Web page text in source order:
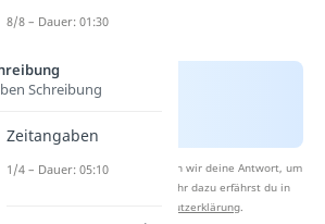
Nach Beantwortung speichern wir deine Antwort, um
Studyflix zu verbessern. Mehr dazu erfährst du in
Datenschutzerklärung.
8/8 – Dauer: 01:30
Schreibung
Zeitangaben
1/4 – Dauer: 05:10